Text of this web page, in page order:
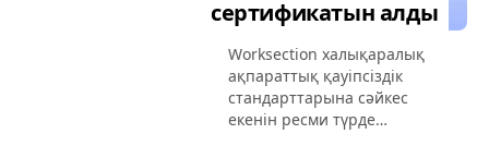
сертификатын алды
Worksection халықаралық
ақпараттық қауіпсіздік
стандарттарына сәйкес
екенін ресми түрде